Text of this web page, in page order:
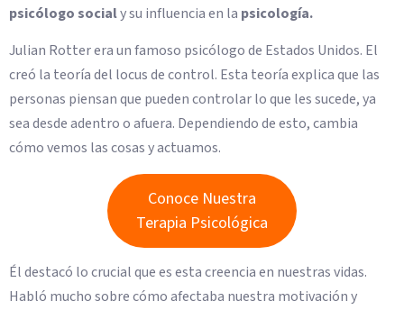
psicólogo socialy su influencia en la psicología.
Julian Rotter era un famoso psicólogo de Estados Unidos. El
creó la teoría del locus de control. Esta teoría explica que las
personas piensan que pueden controlar lo que les sucede, ya
sea desde adentro o afuera. Dependiendo de esto, cambia
cómo vemos las cosas y actuamos.
Conoce Nuestra
Terapia Psicológica
Él destacó lo crucial que es esta creencia en nuestras vidas.
Habló mucho sobre cómo afectaba nuestra motivación y